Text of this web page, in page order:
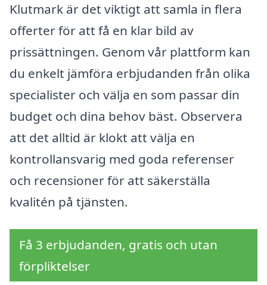
Klutmark är det viktigt att samla in flera
offerter för att få en klar bild av
prissättningen. Genom vår plattform kan
du enkelt jämföra erbjudanden från olika
specialister och välja en som passar din
budget och dina behov bäst. Observera
att det alltid är klokt att välja en
kontrollansvarig med goda referenser
och recensioner för att säkerställa
kvalitén på tjänsten.
Få 3 erbjudanden, gratis och utan
förpliktelser